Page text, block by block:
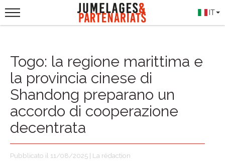
IT
Togo: la regione marittima e
la provincia cinese di
Shandong preparano un
accordo di cooperazione
decentrata
Pubblicato il 11/08/2025 | La rédaction